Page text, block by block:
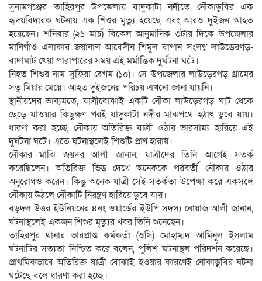
সুনামগঞ্জের তাহিরপুর উপজেলায় যাদুকাটা নদীতে নৌকাডুবির এক
হৃদয়বিদারক ঘটনায় এক শিশুর মৃত্যু হয়েছে এবং আরও দুইজন আহত
হয়েছেন। শনিবার (২১ মার্চ) বিকেল আনুমানিক ৩টার দিকে উপজেলার
মানিগাঁও এলাকার জয়ানাল আবেদীন শিমুল বাগান সংলগ্ন লাউড়েরগড়-
বাদাঘাট খেয়া পারাপারের সময় এই মর্মান্তিক দুর্ঘটনা ঘটে।
নিহত শিশুর নাম সুফিয়া বেগম (১০)। সে উপজেলার লাউড়েরগড় গ্রামের
সতু মিয়ার মেয়ে। আহত দুইজনের পরিচয় এখনো জানা যায়নি।
স্থানীয়দের ভাষ্যমতে, যাত্রীবোঝাই একটি নৌকা লাউড়েরগড় ঘাট থেকে
ছেড়ে যাওয়ার কিছুক্ষণ পরই যাদুকাটা নদীর মাঝপথে হঠাৎ ডুবে যায়।
ধারণা করা হচ্ছে, নৌকায় অতিরিক্ত যাত্রী ওঠায় ভারসাম্য হারিয়ে এই
দুর্ঘটনা ঘটে। এতে ঘটনাস্থলেই শিশুটি প্রাণ হারায়।
নৌকার মাঝি জয়দর আলী জানান, যাত্রীদের তিনি আগেই সতর্ক
করেছিলেন। অতিরিক্ত ভিড় দেখে অনেককে পরবর্তী নৌকায় ওঠার
অনুরোধও করেন। কিন্তু অনেক যাত্রী সেই সতর্কতা উপেক্ষা করে একসঙ্গে
নৌকায় উঠলে নৌকাটি নিয়ন্ত্রণ হারিয়ে ডুবে যায়।
বড়দল উত্তর ইউনিয়নের ৪নং ওয়ার্ডের ইউপি সদস্য নোয়াজ আলী জানান,
ঘটনাস্থলেই একজন শিশুর মৃত্যুর খবর তিনি শুনেছেন।
তাহিরপুর থানার ভারপ্রাপ্ত কর্মকর্তা (ওসি) মোহাম্মদ আমিনুল ইসলাম
ঘটনাটির সত্যতা নিশ্চিত করে বলেন, পুলিশ ঘটনাস্থল পরিদর্শন করেছে।
প্রাথমিকভাবে অতিরিক্ত যাত্রী বোঝাই হওয়ার কারণেই নৌকাডুবির ঘটনা
ঘটেছে বলে ধারণা করা হচ্ছে।